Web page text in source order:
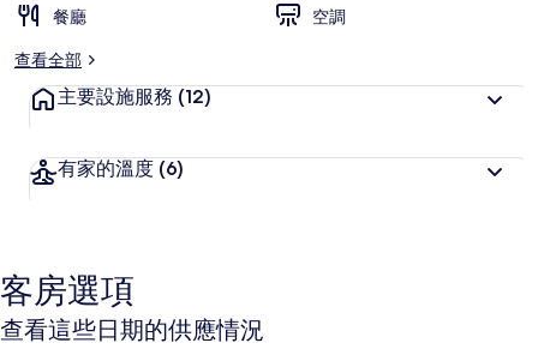
餐廳
空調
查看全部
主要設施服務 (12)
有家的溫度 (6)
客房選項
查看這些日期的供應情況